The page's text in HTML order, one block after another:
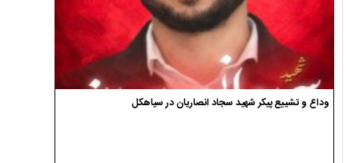
وداع و تشییع پیکر شهید سجاد انصاریان در سیاهکل